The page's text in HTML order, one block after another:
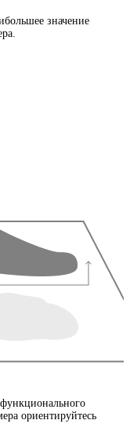
значение
ориентируйтесь